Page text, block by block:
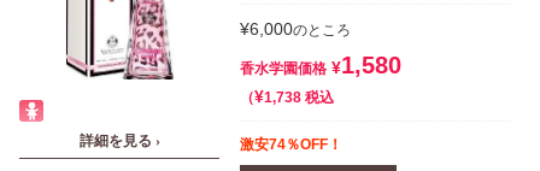
詳細を見る ›
¥6,000のところ
香水学園価格 ¥1,580
¥1,738 税込
激安74％OFF！